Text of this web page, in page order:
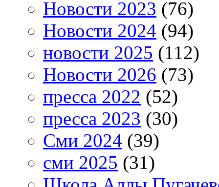
Новости 2023 (76)
Новости 2024 (94)
новости 2025 (112)
Новости 2026 (73)
пресса 2022 (52)
пресса 2023 (30)
Сми 2024 (39)
сми 2025 (31)